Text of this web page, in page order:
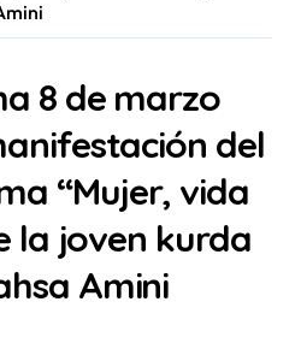
8 de marzo
del
“Mujer, vida
la joven kurda
Amini